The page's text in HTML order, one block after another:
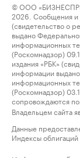
© ООО
2026. Сообщения и
(свидетельство о
выдано
информационных
(Роскомнадзор)
издания «РБК»
информации
информационных
(Роскомнадзор)
сопровождаются
Владельцем сайта
Данные
Индексы